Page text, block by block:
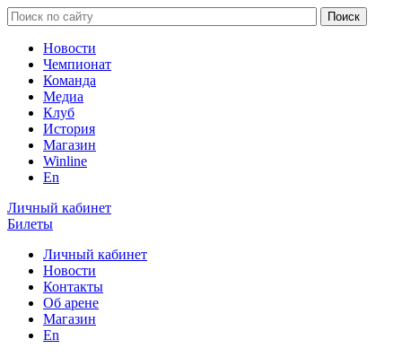
Новости
Чемпионат
Команда
Медиа
Клуб
История
Магазин
Winline
En
Личный кабинет
Билеты
Личный кабинет
Новости
Контакты
Об арене
Магазин
En